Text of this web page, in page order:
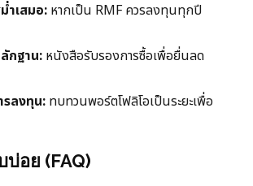
ำเสมอ: หากเป็น RMF ควรลงทุนทุกปี
กฐาน: หนังสือรับรองการซื้อเพื่อยื่นลด
ลงทุน: ทบทวนพอร์ตโฟลิโอเป็นระยะเพื่อ
อย (FAQ)